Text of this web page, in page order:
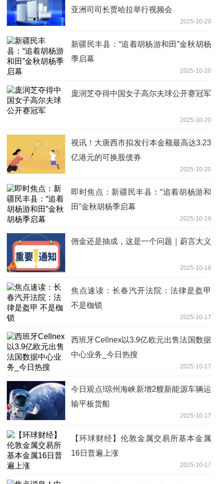
亚洲司司长贾哈拉举行视频会
2025-10-20
新疆民丰县：“追着胡杨游和田”金秋胡杨
季启幕
2025-10-20
庞润芝夺得中国女子高尔夫球公开赛冠军
2025-10-20
视讯！大唐西市拟发行本金额最高达3.23
亿港元的可换股债券
2025-10-20
即时焦点：新疆民丰县：“追着胡杨游和
田”金秋胡杨季启幕
2025-10-19
佣金还是抽成，这是一个问题｜蔚言大义
2025-10-18
焦点速读：长春汽开法院：法律是盔甲
不是枷锁
2025-10-17
西班牙Cellnex以3.9亿欧元出售法国数据
中心业务_今日热搜
2025-10-17
今日观点!琼州海峡新增2艘新能源车辆运
输平板货船
2025-10-17
【环球财经】伦敦金属交易所基本金属
16日普遍上涨
2025-10-17